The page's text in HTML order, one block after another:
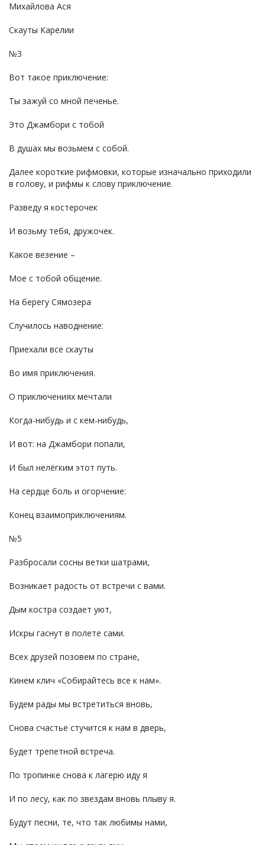
Михайлова Ася
Скауты Карелии
№3
Вот такое приключение:
Ты зажуй со мной печенье.
Это Джамбори с тобой
В душах мы возьмем с собой.
Далее короткие рифмовки, которые изначально приходили
в голову, и рифмы к слову приключение.
Разведу я костерочек
И возьму тебя, дружочек.
Какое везение –
Мое с тобой общение.
На берегу Сямозера
Случилось наводнение:
Приехали все скауты
Во имя приключения.
О приключениях мечтали
Когда-нибудь и с кем-нибудь,
И вот: на Джамбори попали,
И был нелёгким этот путь.
На сердце боль и огорчение:
Конец взаимоприключениям.
№5
Разбросали сосны ветки шатрами,
Возникает радость от встречи с вами.
Дым костра создает уют,
Искры гаснут в полете сами.
Всех друзей позовем по стране,
Кинем клич «Собирайтесь все к нам».
Будем рады мы встретиться вновь,
Снова счастье стучится к нам в дверь,
Будет трепетной встреча.
По тропинке снова к лагерю иду я
И по лесу, как по звездам вновь плыву я.
Будут песни, те, что так любимы нами,